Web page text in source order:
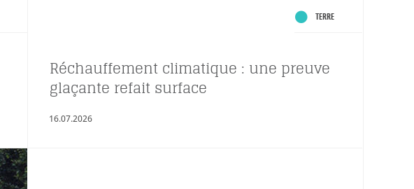
TERRE
Réchauffement climatique : une preuve
glaçante refait surface
16.07.2026